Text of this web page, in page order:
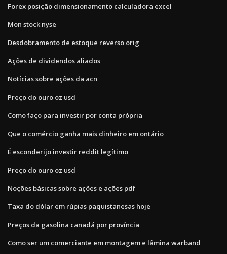
Forex posição dimensionamento calculadora excel
Mon stock nyse
Desdobramento de estoque reverso orig
Ações de dividendos aliados
Notícias sobre ações da acn
Preço do ouro oz usd
Como faço para investir por conta própria
Que o comércio ganha mais dinheiro em ontário
É esconderijo investir reddit legítimo
Preço do ouro oz usd
Noções básicas sobre ações e ações pdf
Taxa do dólar em rúpias paquistanesas hoje
Preços da gasolina canadá por província
Como ser um comerciante em montagem e lâmina warband